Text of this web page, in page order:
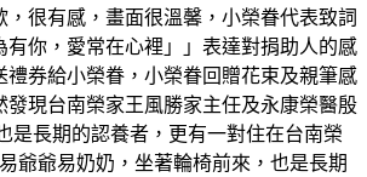
，很有感，畫面很溫馨，小榮眷代表致詞
有你，愛常在心裡」」表達對捐助人的感
禮券給小榮眷，小榮眷回贈花束及親筆感
發現台南榮家王風勝家主任及永康榮醫殷
是長期的認養者，更有一對住在台南榮
爺爺易奶奶，坐著輪椅前來，也是長期